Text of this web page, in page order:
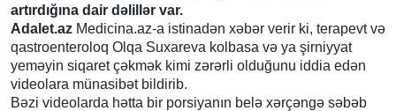
artırdığına dair dəlillər var.
Adalet.az Medicina.az-a istinadən xəbər verir ki, terapevt və
qastroenteroloq Olqa Suxareva kolbasa və ya şirniyyat
yeməyin siqaret çəkmək kimi zərərli olduğunu iddia edən
videolara münasibət bildirib.
Bəzi videolarda hətta bir porsiyanın belə xərçəngə səbəb